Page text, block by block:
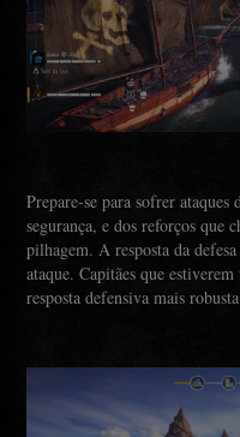
Prepare-se para sofrer ataques
segurança, e dos reforços que
pilhagem. A resposta da
ataque. Capitães que
resposta defensiva mais